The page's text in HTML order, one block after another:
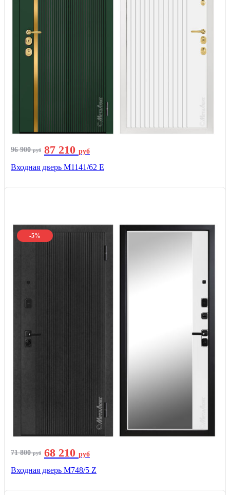
96 900руб 87 210 руб
Входная дверь М1141/62 Е
-5%
71 800руб 68 210 руб
Входная дверь М748/5 Z